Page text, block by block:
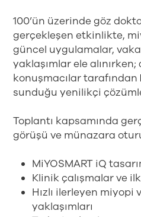
100’ün üzerinde göz
gerçekleşen etkinlikte,
güncel uygulamalar,
yaklaşımlar ele
konuşmacılar tarafından
sunduğu yenilikçi
Toplantı kapsamında
görüşü ve münazara
MiYOSMART iQ
Klinik çalışmalar ve
Hızlı ilerleyen miyopi
yaklaşımları